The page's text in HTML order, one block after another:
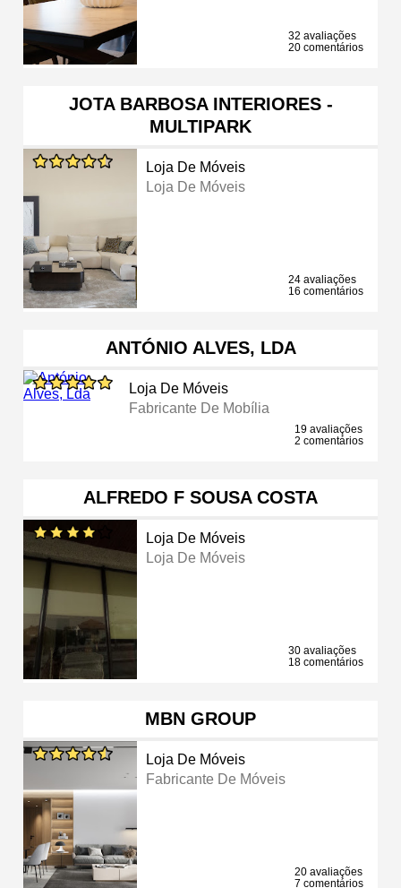
32 avaliações
20 comentários
JOTA BARBOSA INTERIORES -
MULTIPARK
Loja De Móveis
Loja De Móveis
24 avaliações
16 comentários
ANTÓNIO ALVES, LDA
Loja De Móveis
Fabricante De Mobília
19 avaliações
2 comentários
ALFREDO F SOUSA COSTA
Loja De Móveis
Loja De Móveis
30 avaliações
18 comentários
MBN GROUP
Loja De Móveis
Fabricante De Móveis
20 avaliações
7 comentários